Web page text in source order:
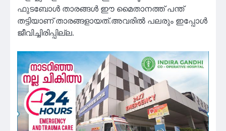
ഫുടബോൾ താരങ്ങൾ ഈ മൈതാനത്ത് പന്ത്
തട്ടിയാണ് താരങ്ങളായത്.അവരിൽ പലരും ഇപ്പോൾ
ജീവിച്ചിരിപ്പില്ല.